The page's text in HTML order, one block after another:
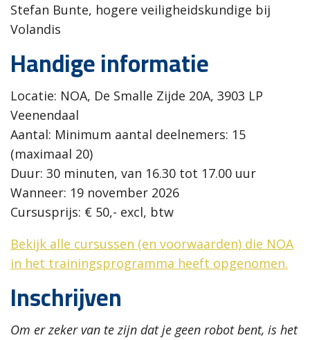
Stefan Bunte, hogere veiligheidskundige bij
Volandis
Handige informatie
Locatie: NOA, De Smalle Zijde 20A, 3903 LP
Veenendaal
Aantal: Minimum aantal deelnemers: 15
(maximaal 20)
Duur: 30 minuten, van 16.30 tot 17.00 uur
Wanneer: 19 november 2026
Cursusprijs: € 50,- excl, btw
Bekijk alle cursussen (en voorwaarden) die NOA
in het trainingsprogramma heeft opgenomen.
Inschrijven
Om er zeker van te zijn dat je geen robot bent, is het